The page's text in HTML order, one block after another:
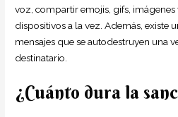
voz, compartir emojis, gifs, imágenes
dispositivos a la vez. Además, existe
mensajes que se autodestruyen una
destinatario.
¿Cuánto dura la